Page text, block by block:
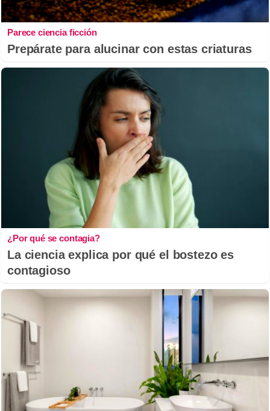
Parece ciencia ficción
Prepárate para alucinar con estas criaturas
¿Por qué se contagia?
La ciencia explica por qué el bostezo es
contagioso